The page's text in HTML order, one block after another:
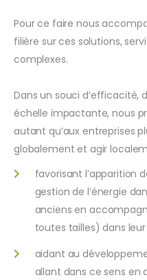
Pour ce faire nous
filière sur ces solutions,
complexes.
Dans un souci d’efficacité,
échelle impactante, nous
autant qu’aux entreprises
globalement et agir
favorisant l’apparition
gestion de l’énergie
anciens en
toutes tailles) dans
aidant au
allant dans ce sens